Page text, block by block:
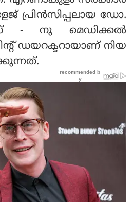
പ്രിൻസിപ്പലായ ഡോ.
- നു മെഡിക്കൽ
ഡയറക്ടറായാണ് നിയ